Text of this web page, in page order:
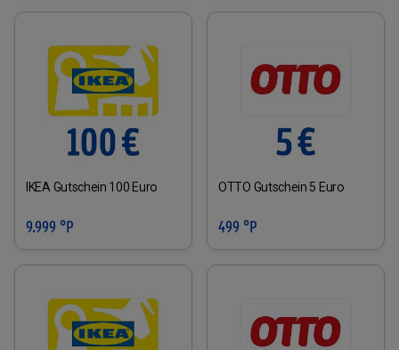
IKEA Gutschein 100 Euro
9.999 °P
OTTO Gutschein 5 Euro
499 °P